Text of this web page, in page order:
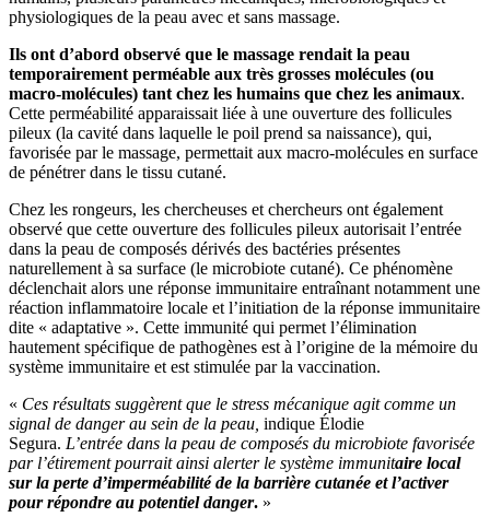
physiologiques de la peau avec et sans massage.
Ils ont d’abord observé que le massage rendait la peau
temporairement perméable aux très grosses molécules (ou
macro-molécules) tant chez les humains que chez les animaux.
Cette perméabilité apparaissait liée à une ouverture des follicules
pileux (la cavité dans laquelle le poil prend sa naissance), qui,
favorisée par le massage, permettait aux macro-molécules en surface
de pénétrer dans le tissu cutané.
Chez les rongeurs, les chercheuses et chercheurs ont également
observé que cette ouverture des follicules pileux autorisait l’entrée
dans la peau de composés dérivés des bactéries présentes
naturellement à sa surface (le microbiote cutané). Ce phénomène
déclenchait alors une réponse immunitaire entraînant notamment une
réaction inflammatoire locale et l’initiation de la réponse immunitaire
dite « adaptative ». Cette immunité qui permet l’élimination
hautement spécifique de pathogènes est à l’origine de la mémoire du
système immunitaire et est stimulée par la vaccination.
« Ces résultats suggèrent que le stress mécanique agit comme un
signal de danger au sein de la peau, indique Élodie
Segura. L’entrée dans la peau de composés du microbiote favorisée
par l’étirement pourrait ainsi alerter le système immunitaire local
sur la perte d’imperméabilité de la barrière cutanée et l’activer
pour répondre au potentiel danger. »